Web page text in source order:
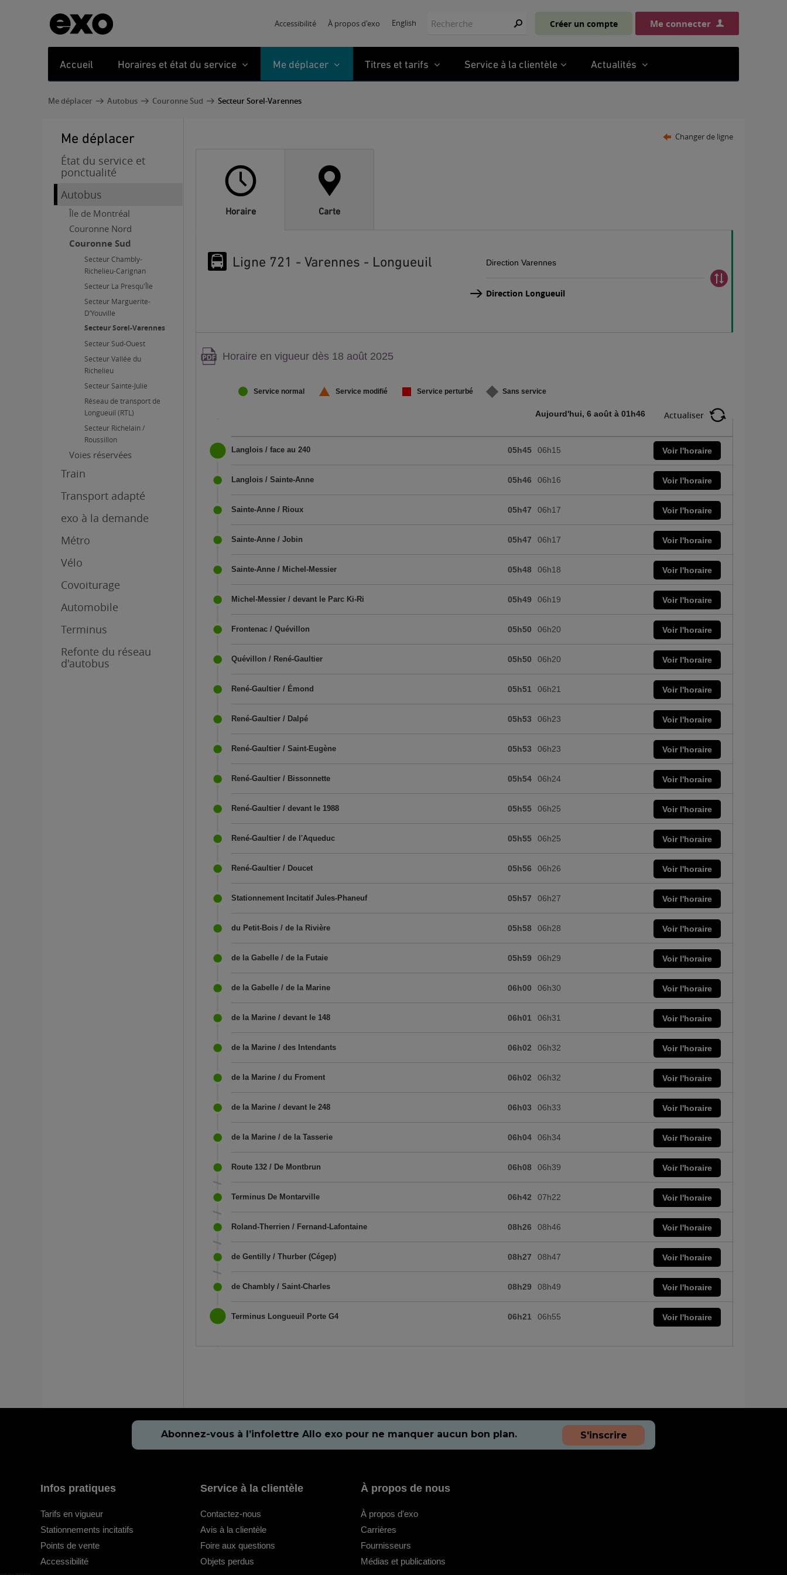
Accessibilité À propos d'exo English Créer un compte Me connecter
Accueil Horaires et état du service Me déplacer Titres et tarifs Service à la clientèle Actualités
Me déplacer Autobus Couronne Sud Secteur Sorel-Varennes
Me déplacer
État du service et
ponctualité
Autobus
Île de Montréal
Couronne Nord
Couronne Sud
Secteur Chambly-
Richelieu-Carignan
Secteur La Presqu'Île
Secteur Marguerite-
D’Youville
Secteur Sorel-Varennes
Secteur Sud-Ouest
Secteur Vallée du
Richelieu
Secteur Sainte-Julie
Réseau de transport de
Longueuil (RTL)
Secteur Richelain /
Roussillon
Voies réservées
Train
Transport adapté
exo à la demande
Métro
Vélo
Covoiturage
Automobile
Terminus
Refonte du réseau
d'autobus
Changer de ligne
Horaire Carte
Ligne 721 - Varennes - Longueuil Direction Varennes
Direction Longueuil
Attention,
Horaire en vigueur dès 18 août 2025
Service normal Service modifié Service perturbé Sans service
Aujourd'hui, 6 août à 01h46 Actualiser
Langlois / face au 240 Voir l'horaire
05h45 06h15
Langlois / Sainte-Anne Voir l'horaire
05h46 06h16
Sainte-Anne / Rioux Voir l'horaire
05h47 06h17
Sainte-Anne / Jobin Voir l'horaire
05h47 06h17
Sainte-Anne / Michel-Messier Voir l'horaire
05h48 06h18
Michel-Messier / devant le Parc Ki-Ri Voir l'horaire
05h49 06h19
Frontenac / Quévillon Voir l'horaire
05h50 06h20
Quévillon / René-Gaultier Voir l'horaire
05h50 06h20
René-Gaultier / Émond Voir l'horaire
05h51 06h21
René-Gaultier / Dalpé Voir l'horaire
05h53 06h23
René-Gaultier / Saint-Eugène Voir l'horaire
05h53 06h23
René-Gaultier / Bissonnette Voir l'horaire
05h54 06h24
René-Gaultier / devant le 1988 Voir l'horaire
05h55 06h25
René-Gaultier / de l'Aqueduc Voir l'horaire
05h55 06h25
René-Gaultier / Doucet Voir l'horaire
05h56 06h26
Stationnement Incitatif Jules-Phaneuf Voir l'horaire
05h57 06h27
du Petit-Bois / de la Rivière Voir l'horaire
05h58 06h28
de la Gabelle / de la Futaie Voir l'horaire
05h59 06h29
de la Gabelle / de la Marine Voir l'horaire
06h00 06h30
de la Marine / devant le 148 Voir l'horaire
06h01 06h31
de la Marine / des Intendants Voir l'horaire
06h02 06h32
de la Marine / du Froment Voir l'horaire
06h02 06h32
de la Marine / devant le 248 Voir l'horaire
06h03 06h33
de la Marine / de la Tasserie Voir l'horaire
06h04 06h34
Route 132 / De Montbrun Voir l'horaire
06h08 06h39
Terminus De Montarville Voir l'horaire
06h42 07h22
Roland-Therrien / Fernand-Lafontaine Voir l'horaire
08h26 08h46
de Gentilly / Thurber (Cégep) Voir l'horaire
08h27 08h47
de Chambly / Saint-Charles Voir l'horaire
08h29 08h49
Terminus Longueuil Porte G4 Voir l'horaire
06h21 06h55
Abonnez-vous à l’infolettre Allo exo pour ne manquer aucun bon plan. S'inscrire
Infos pratiques
Tarifs en vigueur
Stationnements incitatifs
Points de vente
Accessibilité
Service à la clientèle
Contactez-nous
Avis à la clientèle
Foire aux questions
Objets perdus
À propos de nous
À propos d'exo
Carrières
Fournisseurs
Médias et publications